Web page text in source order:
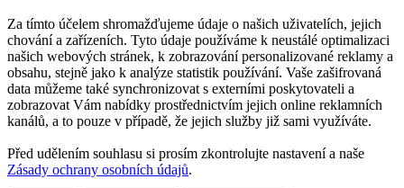
Za tímto účelem shromažďujeme údaje o našich uživatelích, jejich
chování a zařízeních. Tyto údaje používáme k neustálé optimalizaci
našich webových stránek, k zobrazování personalizované reklamy a
obsahu, stejně jako k analýze statistik používání. Vaše zašifrovaná
data můžeme také synchronizovat s externími poskytovateli a
zobrazovat Vám nabídky prostřednictvím jejich online reklamních
kanálů, a to pouze v případě, že jejich služby již sami využíváte.
Před udělením souhlasu si prosím zkontrolujte nastavení a naše
Zásady ochrany osobních údajů.